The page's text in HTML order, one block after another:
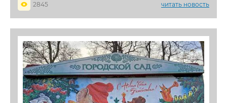
2845
читать новость